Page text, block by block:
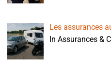
Les assurances
In Assurances &